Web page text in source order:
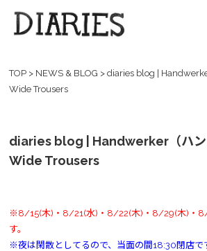
TOP > NEWS & BLOG > diaries blog |
Wide Trousers
diaries blog | Handwerker（ハン
Wide Trousers
※8/15(木)・8/21(水)・8/22(木)・8/29(木)・8/
す。
※夜は閑散としてるので、当面の間18:30閉店で